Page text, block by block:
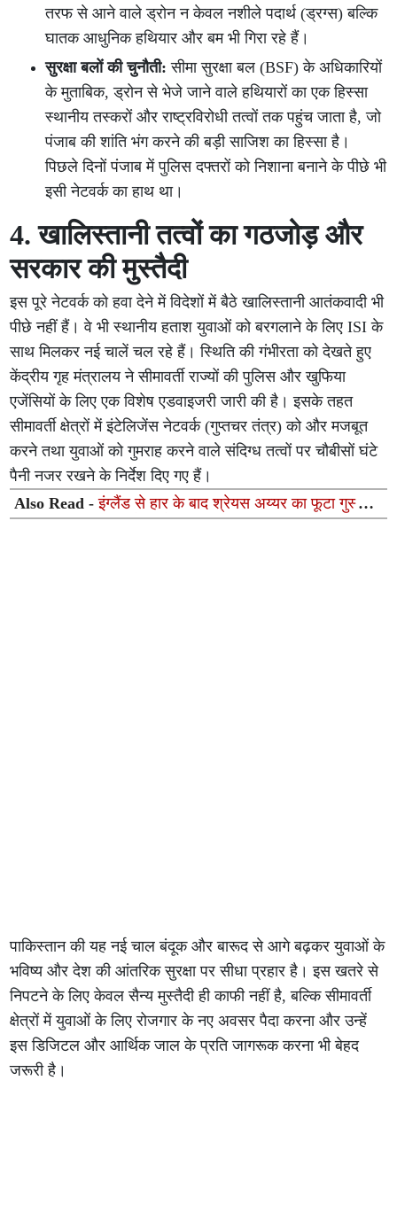
तरफ से आने वाले ड्रोन न केवल नशीले पदार्थ (ड्रग्स) बल्कि
घातक आधुनिक हथियार और बम भी गिरा रहे हैं।
सुरक्षा बलों की चुनौती: सीमा सुरक्षा बल (BSF) के अधिकारियों
के मुताबिक, ड्रोन से भेजे जाने वाले हथियारों का एक हिस्सा
स्थानीय तस्करों और राष्ट्रविरोधी तत्वों तक पहुंच जाता है, जो
पंजाब की शांति भंग करने की बड़ी साजिश का हिस्सा है।
पिछले दिनों पंजाब में पुलिस दफ्तरों को निशाना बनाने के पीछे भी
इसी नेटवर्क का हाथ था।
4. खालिस्तानी तत्वों का गठजोड़ और
सरकार की मुस्तैदी
इस पूरे नेटवर्क को हवा देने में विदेशों में बैठे खालिस्तानी आतंकवादी भी
पीछे नहीं हैं। वे भी स्थानीय हताश युवाओं को बरगलाने के लिए ISI के
साथ मिलकर नई चालें चल रहे हैं। स्थिति की गंभीरता को देखते हुए
केंद्रीय गृह मंत्रालय ने सीमावर्ती राज्यों की पुलिस और खुफिया
एजेंसियों के लिए एक विशेष एडवाइजरी जारी की है। इसके तहत
सीमावर्ती क्षेत्रों में इंटेलिजेंस नेटवर्क (गुप्तचर तंत्र) को और मजबूत
करने तथा युवाओं को गुमराह करने वाले संदिग्ध तत्वों पर चौबीसों घंटे
पैनी नजर रखने के निर्देश दिए गए हैं।
Also Read -इंग्लैंड से हार के बाद श्रेयस अय्यर का फूटा गुस्सा,
टीम की इस बड़ी कमजोरी को बताया हार की मुख्य वजह
पाकिस्तान की यह नई चाल बंदूक और बारूद से आगे बढ़कर युवाओं के
भविष्य और देश की आंतरिक सुरक्षा पर सीधा प्रहार है। इस खतरे से
निपटने के लिए केवल सैन्य मुस्तैदी ही काफी नहीं है, बल्कि सीमावर्ती
क्षेत्रों में युवाओं के लिए रोजगार के नए अवसर पैदा करना और उन्हें
इस डिजिटल और आर्थिक जाल के प्रति जागरूक करना भी बेहद
जरूरी है।